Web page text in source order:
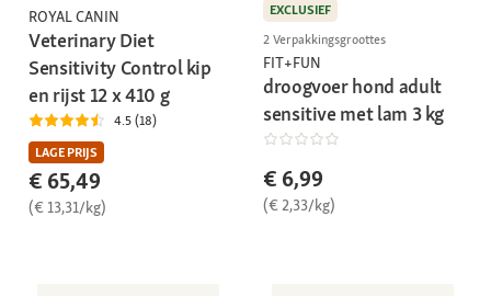
ROYAL CANIN
Veterinary Diet
Sensitivity Control kip
en rijst 12 x 410 g
4.5 (18)
LAGE PRIJS
€ 65,49
(€ 13,31/kg)
EXCLUSIEF
2 Verpakkingsgroottes
FIT+FUN
droogvoer hond adult
sensitive met lam 3 kg
€ 6,99
(€ 2,33/kg)